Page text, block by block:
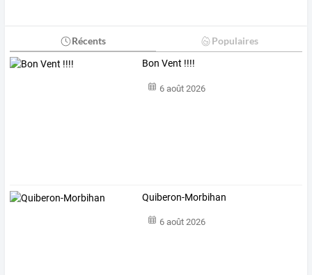
Récents Populaires
Bon Vent !!!!
6 août 2026
Quiberon-Morbihan
6 août 2026